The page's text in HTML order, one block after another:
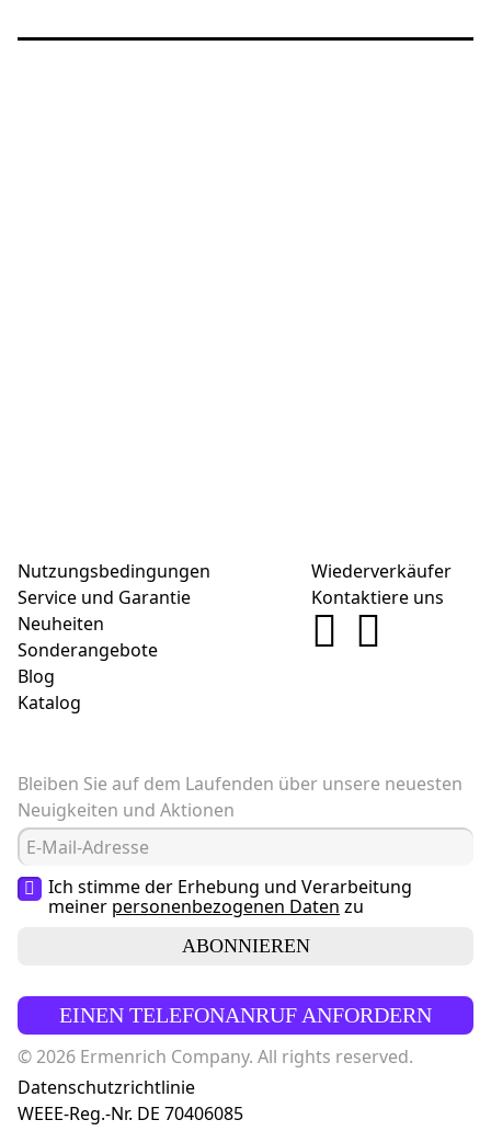
Nutzungsbedingungen
Service und Garantie
Neuheiten
Sonderangebote
Blog
Katalog
Wiederverkäufer
Kontaktiere uns
Bleiben Sie auf dem Laufenden über unsere neuesten
Neuigkeiten und Aktionen
Ich stimme der Erhebung und Verarbeitung
meiner personenbezogenen Daten zu
ABONNIEREN
EINEN TELEFONANRUF ANFORDERN
© 2026 Ermenrich Company. All rights reserved.
Datenschutzrichtlinie
WEEE-Reg.-Nr. DE 70406085